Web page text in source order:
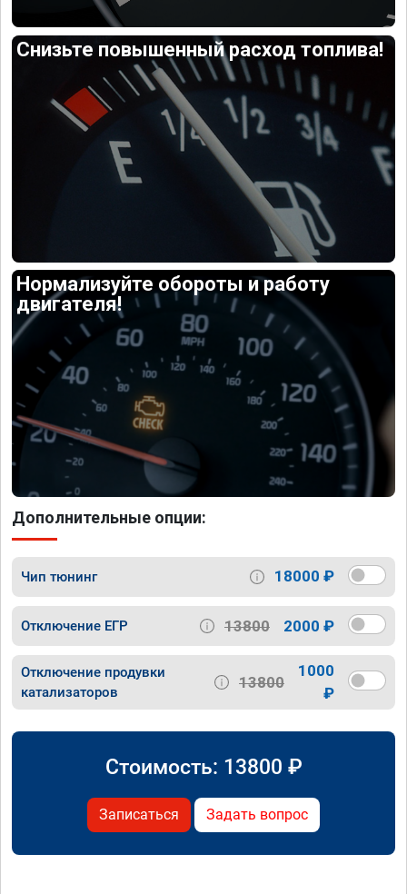
Снизьте повышенный расход топлива!
Нормализуйте обороты и работу
двигателя!
Дополнительные опции:
Чип тюнинг 18000 ₽
Отключение ЕГР 13800 2000 ₽
Отключение продувки
катализаторов
13800
1000
₽
Стоимость: 13800 ₽
Записаться Задать вопрос